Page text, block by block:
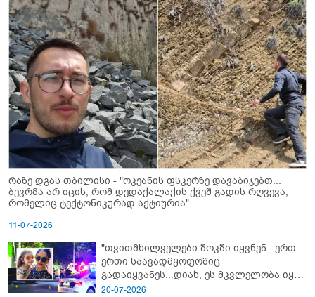
რაზე დგას თბილისი - "ოკეანის ფსკერზე დავაბიჯებთ...
ბევრმა არ იცის, რომ დედაქალაქის ქვეშ გადის რღვევა,
რომელიც ტექტონიკურად აქტიურია"
11-07-2026
"თვითმხილველები შოკში იყვნენ...ერთ-
ერთი საავადმყოფოშიც
გადაიყვანეს...დიახ, ეს მკვლელობა იყო"
- გორში დატრიალებული ტრაგედიის
20-07-2026